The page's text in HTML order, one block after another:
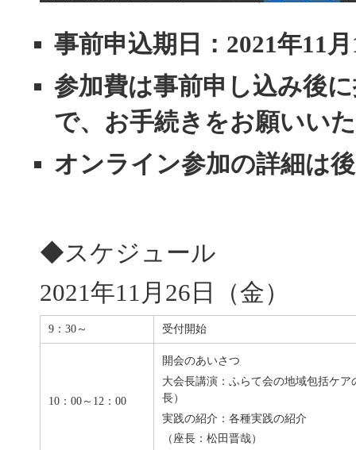
事前申込期日：2021年11
参加費は事前申し込み後
で、お手続きをお願いい
オンライン参加の詳細は
◆スケジュール
2021年11月26日（金）
9：30～ 受付開始
10：00～12：00
開会のあいさつ
大会長講演：ふらて会の地域包括
長）
実践の紹介：各種実践の紹介
（座長：松田晋哉）